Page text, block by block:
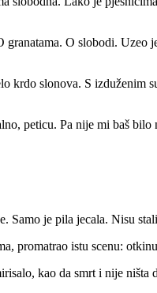
O slobodi.
krdo slonova. S izduženim
peticu. Pa nije mi baš
Samo je pila jecala. Nisu
promatrao istu scenu:
kao da smrt i nije